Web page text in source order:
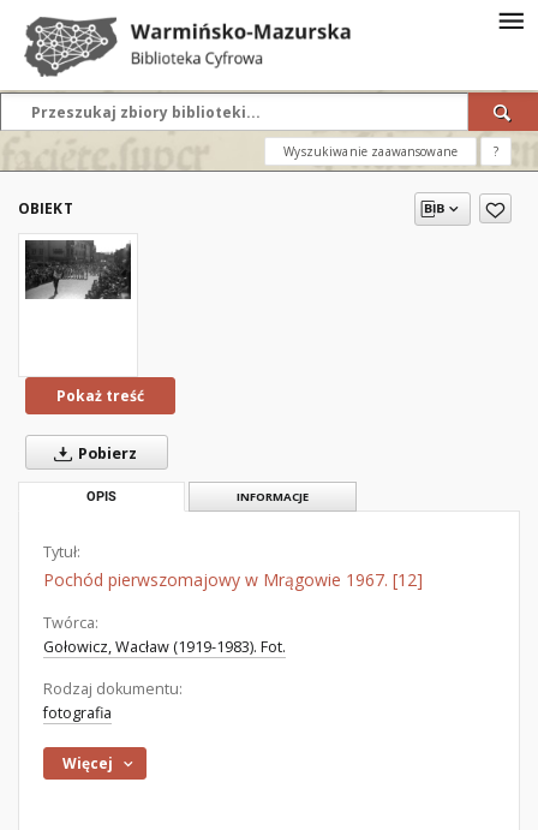
Wyszukiwanie zaawansowane ?
OBIEKT
Pokaż treść
Pobierz
OPIS INFORMACJE
Tytuł:
Pochód pierwszomajowy w Mrągowie 1967. [12]
Twórca:
Gołowicz, Wacław (1919-1983). Fot.
Rodzaj dokumentu:
fotografia
Więcej